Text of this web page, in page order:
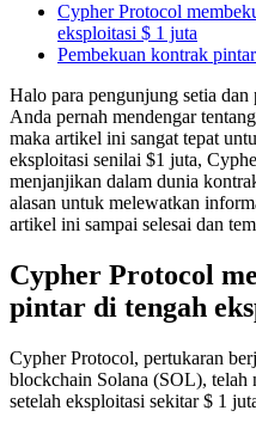
Cypher Protocol
eksploitasi $ 1 juta
Pembekuan kontrak
Halo para pengunjung setia
Anda pernah mendengar
maka artikel ini sangat tepat
eksploitasi senilai $1 juta,
menjanjikan dalam dunia
alasan untuk melewatkan
artikel ini sampai selesai dan
Cypher Protocol
pintar di tengah
Cypher Protocol, pertukaran
blockchain Solana (SOL), telah
setelah eksploitasi sekitar $ 1